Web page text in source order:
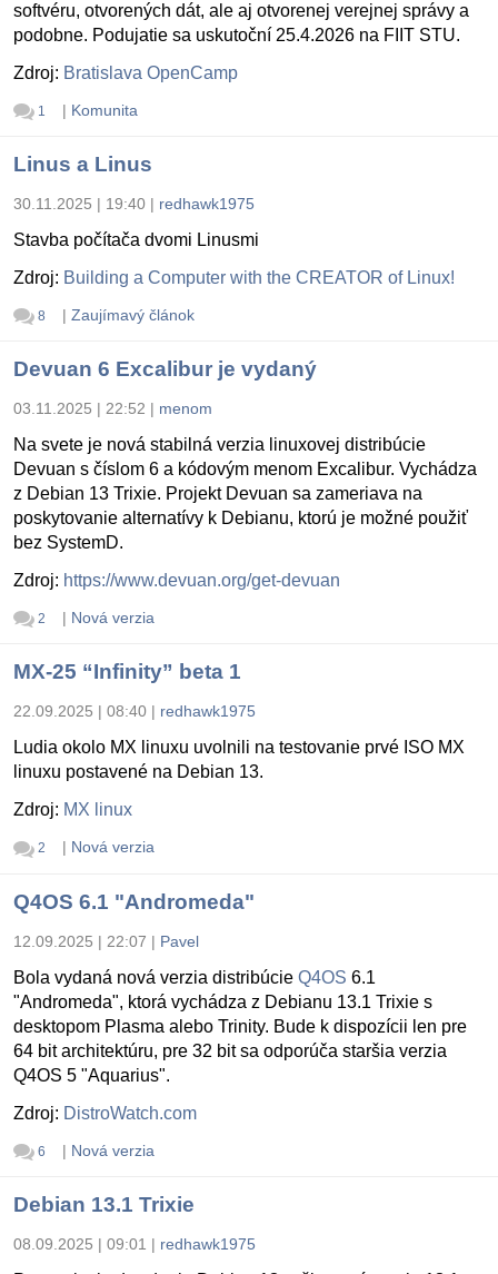
softvéru, otvorených dát, ale aj otvorenej verejnej správy a
podobne. Podujatie sa uskutoční 25.4.2026 na FIIT STU.
Zdroj: Bratislava OpenCamp
1 | Komunita
Linus a Linus
30.11.2025 | 19:40 | redhawk1975
Stavba počítača dvomi Linusmi
Zdroj: Building a Computer with the CREATOR of Linux!
8 | Zaujímavý článok
Devuan 6 Excalibur je vydaný
03.11.2025 | 22:52 | menom
Na svete je nová stabilná verzia linuxovej distribúcie
Devuan s číslom 6 a kódovým menom Excalibur. Vychádza
z Debian 13 Trixie. Projekt Devuan sa zameriava na
poskytovanie alternatívy k Debianu, ktorú je možné použiť
bez SystemD.
Zdroj: https://www.devuan.org/get-devuan
2 | Nová verzia
MX-25 “Infinity” beta 1
22.09.2025 | 08:40 | redhawk1975
Ludia okolo MX linuxu uvolnili na testovanie prvé ISO MX
linuxu postavené na Debian 13.
Zdroj: MX linux
2 | Nová verzia
Q4OS 6.1 "Andromeda"
12.09.2025 | 22:07 | Pavel
Bola vydaná nová verzia distribúcie Q4OS 6.1
"Andromeda", ktorá vychádza z Debianu 13.1 Trixie s
desktopom Plasma alebo Trinity. Bude k dispozícii len pre
64 bit architektúru, pre 32 bit sa odporúča staršia verzia
Q4OS 5 "Aquarius".
Zdroj: DistroWatch.com
6 | Nová verzia
Debian 13.1 Trixie
08.09.2025 | 09:01 | redhawk1975